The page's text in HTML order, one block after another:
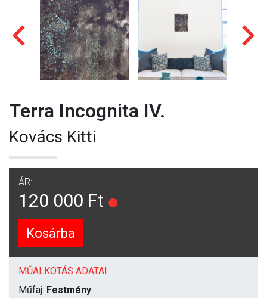
Terra Incognita IV.
Kovács Kitti
ÁR:
120 000 Ft
Kosárba
MŰALKOTÁS ADATAI:
Műfaj: Festmény